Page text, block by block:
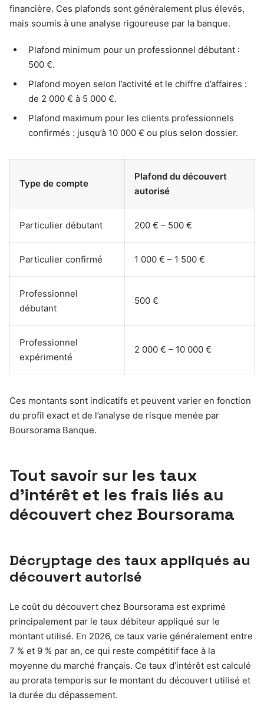
financière. Ces plafonds sont généralement plus élevés,
mais soumis à une analyse rigoureuse par la banque.
Plafond minimum pour un professionnel débutant :
500 €.
Plafond moyen selon l’activité et le chiffre d’affaires :
de 2 000 € à 5 000 €.
Plafond maximum pour les clients professionnels
confirmés : jusqu’à 10 000 € ou plus selon dossier.
Type de compte
Plafond du découvert
autorisé
Particulier débutant 200 € – 500 €
Particulier confirmé 1 000 € – 1 500 €
Professionnel
débutant
500 €
Professionnel
expérimenté
2 000 € – 10 000 €
Ces montants sont indicatifs et peuvent varier en fonction
du profil exact et de l’analyse de risque menée par
Boursorama Banque.
Tout savoir sur les taux
d’intérêt et les frais liés au
découvert chez Boursorama
Décryptage des taux appliqués au
découvert autorisé
Le coût du découvert chez Boursorama est exprimé
principalement par le taux débiteur appliqué sur le
montant utilisé. En 2026, ce taux varie généralement entre
7 % et 9 % par an, ce qui reste compétitif face à la
moyenne du marché français. Ce taux d’intérêt est calculé
au prorata temporis sur le montant du découvert utilisé et
la durée du dépassement.